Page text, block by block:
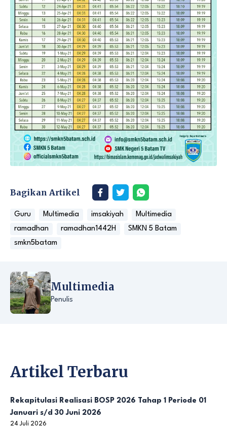
Bagikan Artikel
Guru Multimedia imsakiyah
Multimedia
ramadhan
ramadhan1442H
SMKN 5 Batam
smkn5batam
Multimedia
Penulis
Artikel Terbaru
Rekapitulasi Realisasi BOSP 2026 Tahap 1 Periode 01
Januari s/d 30 Juni 2026
24 Juli 2026